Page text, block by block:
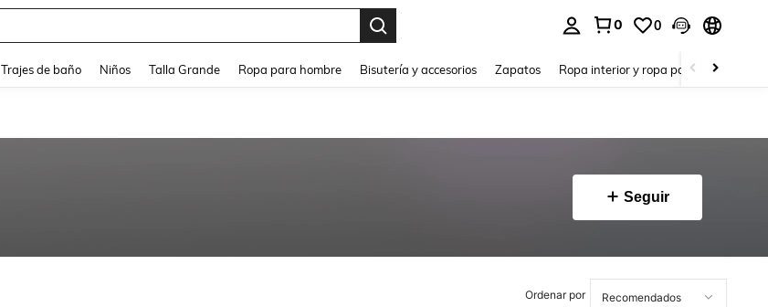
0 0
Trajes de baño Niños Talla Grande Ropa para hombre Bisutería y accesorios Zapatos Ropa interior y ropa para dormir
Seguir
Ordenar por